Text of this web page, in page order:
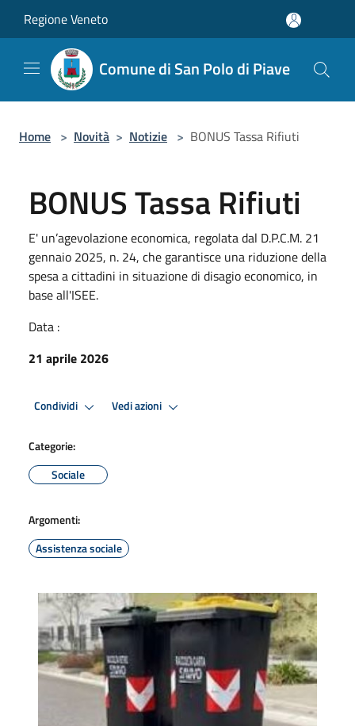
Regione Veneto
Comune di San Polo di Piave
Home > Novità > Notizie > BONUS Tassa Rifiuti
BONUS Tassa Rifiuti
E' un’agevolazione economica, regolata dal D.P.C.M. 21
gennaio 2025, n. 24, che garantisce una riduzione della
spesa a cittadini in situazione di disagio economico, in
base all'ISEE.
Data :
21 aprile 2026
Condividi Vedi azioni
Categorie:
Sociale
Argomenti:
Assistenza sociale